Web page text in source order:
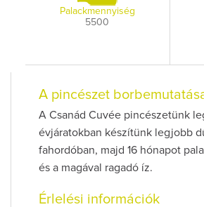
Palackmennyiség
5500
A pincészet
A Csanád Cuvée pincészetünk
évjáratokban készítünk legjobb
fahordóban, majd 16 hónapot
és a magával ragadó íz.
Érlelési információk